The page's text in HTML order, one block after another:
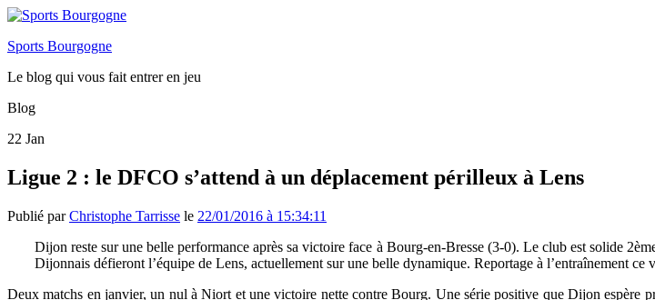
Sports Bourgogne
Le blog qui vous fait entrer en jeu
Blog
22 Jan
Ligue 2 : le DFCO s’attend à un déplacement périlleux à Lens
Publié parChristophe Tarrisse le 22/01/2016 à 15:34:11
Dijon reste sur une belle performance après sa victoire face à Bourg-en-Bresse (3-0). Le club est solide
Dijonnais défieront l’équipe de Lens, actuellement sur une belle dynamique. Reportage à l’entraînement ce
Deux matchs en janvier, un nul à Niort et une victoire nette contre Bourg. Une série positive que Dijon espère